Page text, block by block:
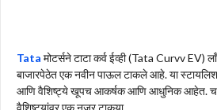
Tata मोटर्सने टाटा कर्व ईव्ही (Tata Curvv EV)
बाजारपेठेत एक नवीन पाऊल टाकले आहे. या
आणि वैशिष्ट्ये खूपच आकर्षक आणि आधुनिक आहेत.